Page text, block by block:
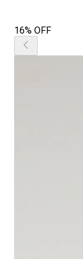
16% OFF